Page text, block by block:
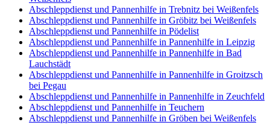
Abschleppdienst und Pannenhilfe in Trebnitz bei Weißenfels
Abschleppdienst und Pannenhilfe in Gröbitz bei Weißenfels
Abschleppdienst und Pannenhilfe in Pödelist
Abschleppdienst und Pannenhilfe in Pannenhilfe in Leipzig
Abschleppdienst und Pannenhilfe in Pannenhilfe in Bad
Lauchstädt
Abschleppdienst und Pannenhilfe in Pannenhilfe in Groitzsch
bei Pegau
Abschleppdienst und Pannenhilfe in Pannenhilfe in Zeuchfeld
Abschleppdienst und Pannenhilfe in Teuchern
Abschleppdienst und Pannenhilfe in Gröben bei Weißenfels